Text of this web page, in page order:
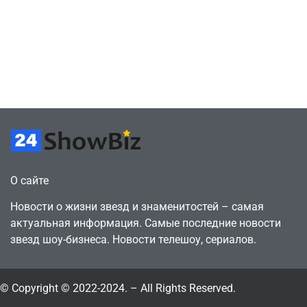
О сайте
Новости о жизни звезд и знаменитостей – самая
актуальная информация. Самые последние новости
звезд шоу-бизнеса. Новости телешоу, сериалов.
© Copyright © 2022-2024. – All Rights Reserved.